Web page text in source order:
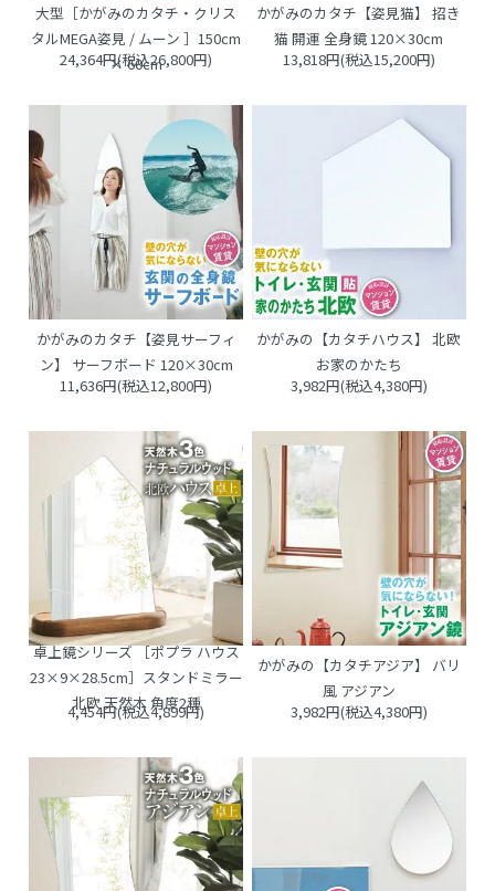
大型［かがみのカタチ・クリス
タルMEGA姿見 / ムーン ］150cm
× 60cm
24,364円(税込26,800円)
かがみのカタチ【姿見猫】 招き
猫 開運 全身鏡 120×30cm
13,818円(税込15,200円)
かがみのカタチ【姿見サーフィ
ン】 サーフボード 120×30cm
11,636円(税込12,800円)
かがみの【カタチハウス】 北欧
お家のかたち
3,982円(税込4,380円)
卓上鏡シリーズ ［ポプラ ハウス
23×9×28.5cm］スタンドミラー
北欧 天然木 角度2種
4,454円(税込4,899円)
かがみの【カタチアジア】 バリ
風 アジアン
3,982円(税込4,380円)